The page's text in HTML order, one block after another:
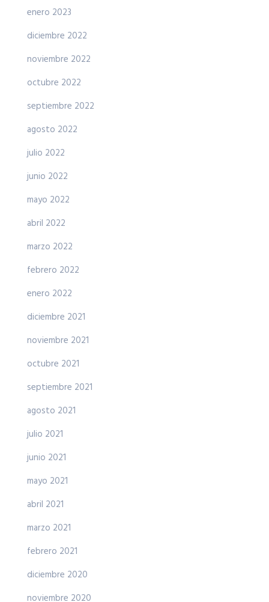
enero 2023
diciembre 2022
noviembre 2022
octubre 2022
septiembre 2022
agosto 2022
julio 2022
junio 2022
mayo 2022
abril 2022
marzo 2022
febrero 2022
enero 2022
diciembre 2021
noviembre 2021
octubre 2021
septiembre 2021
agosto 2021
julio 2021
junio 2021
mayo 2021
abril 2021
marzo 2021
febrero 2021
diciembre 2020
noviembre 2020